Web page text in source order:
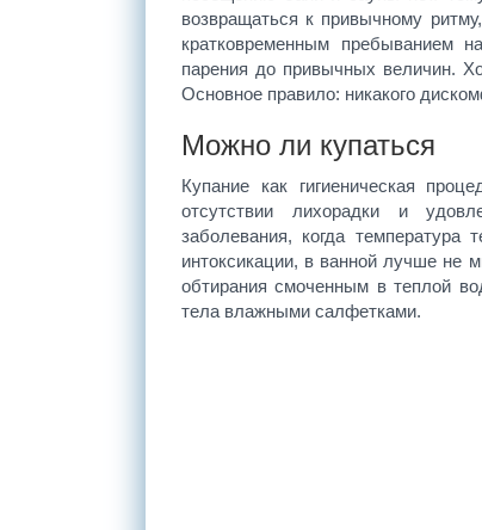
возвращаться к привычному
кратковременным пребыванием
парения до привычных величин.
Основное правило: никакого
Можно ли купаться
Купание как гигиеническая
отсутствии лихорадки и
заболевания, когда
интоксикации, в ванной лучше не
обтирания смоченным в теплой
тела влажными салфетками.